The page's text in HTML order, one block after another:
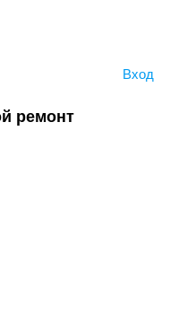
Вход
ремонт